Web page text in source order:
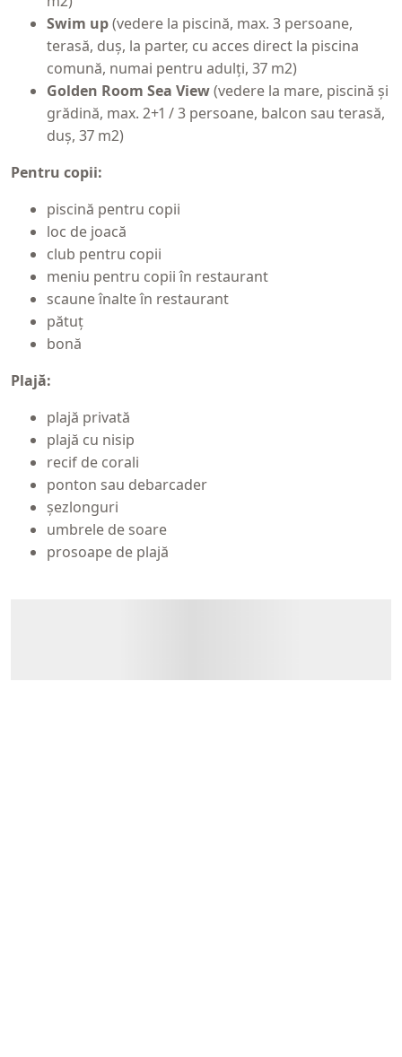
Swim up(vedere la piscină, max. 3 persoane,
terasă, duș, la parter, cu acces direct la piscina
comună, numai pentru adulți, 37 m2)
Golden Room Sea View(vedere la mare, piscină și
grădină, max. 2+1 / 3 persoane, balcon sau terasă,
duș, 37 m2)
Pentru copii:
piscină pentru copii
loc de joacă
club pentru copii
meniu pentru copii în restaurant
scaune înalte în restaurant
pătuț
bonă
Plajă:
plajă privată
plajă cu nisip
recif de corali
ponton sau debarcader
șezlonguri
umbrele de soare
prosoape de plajă